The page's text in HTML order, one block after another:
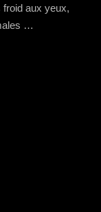
froid aux yeux,
…